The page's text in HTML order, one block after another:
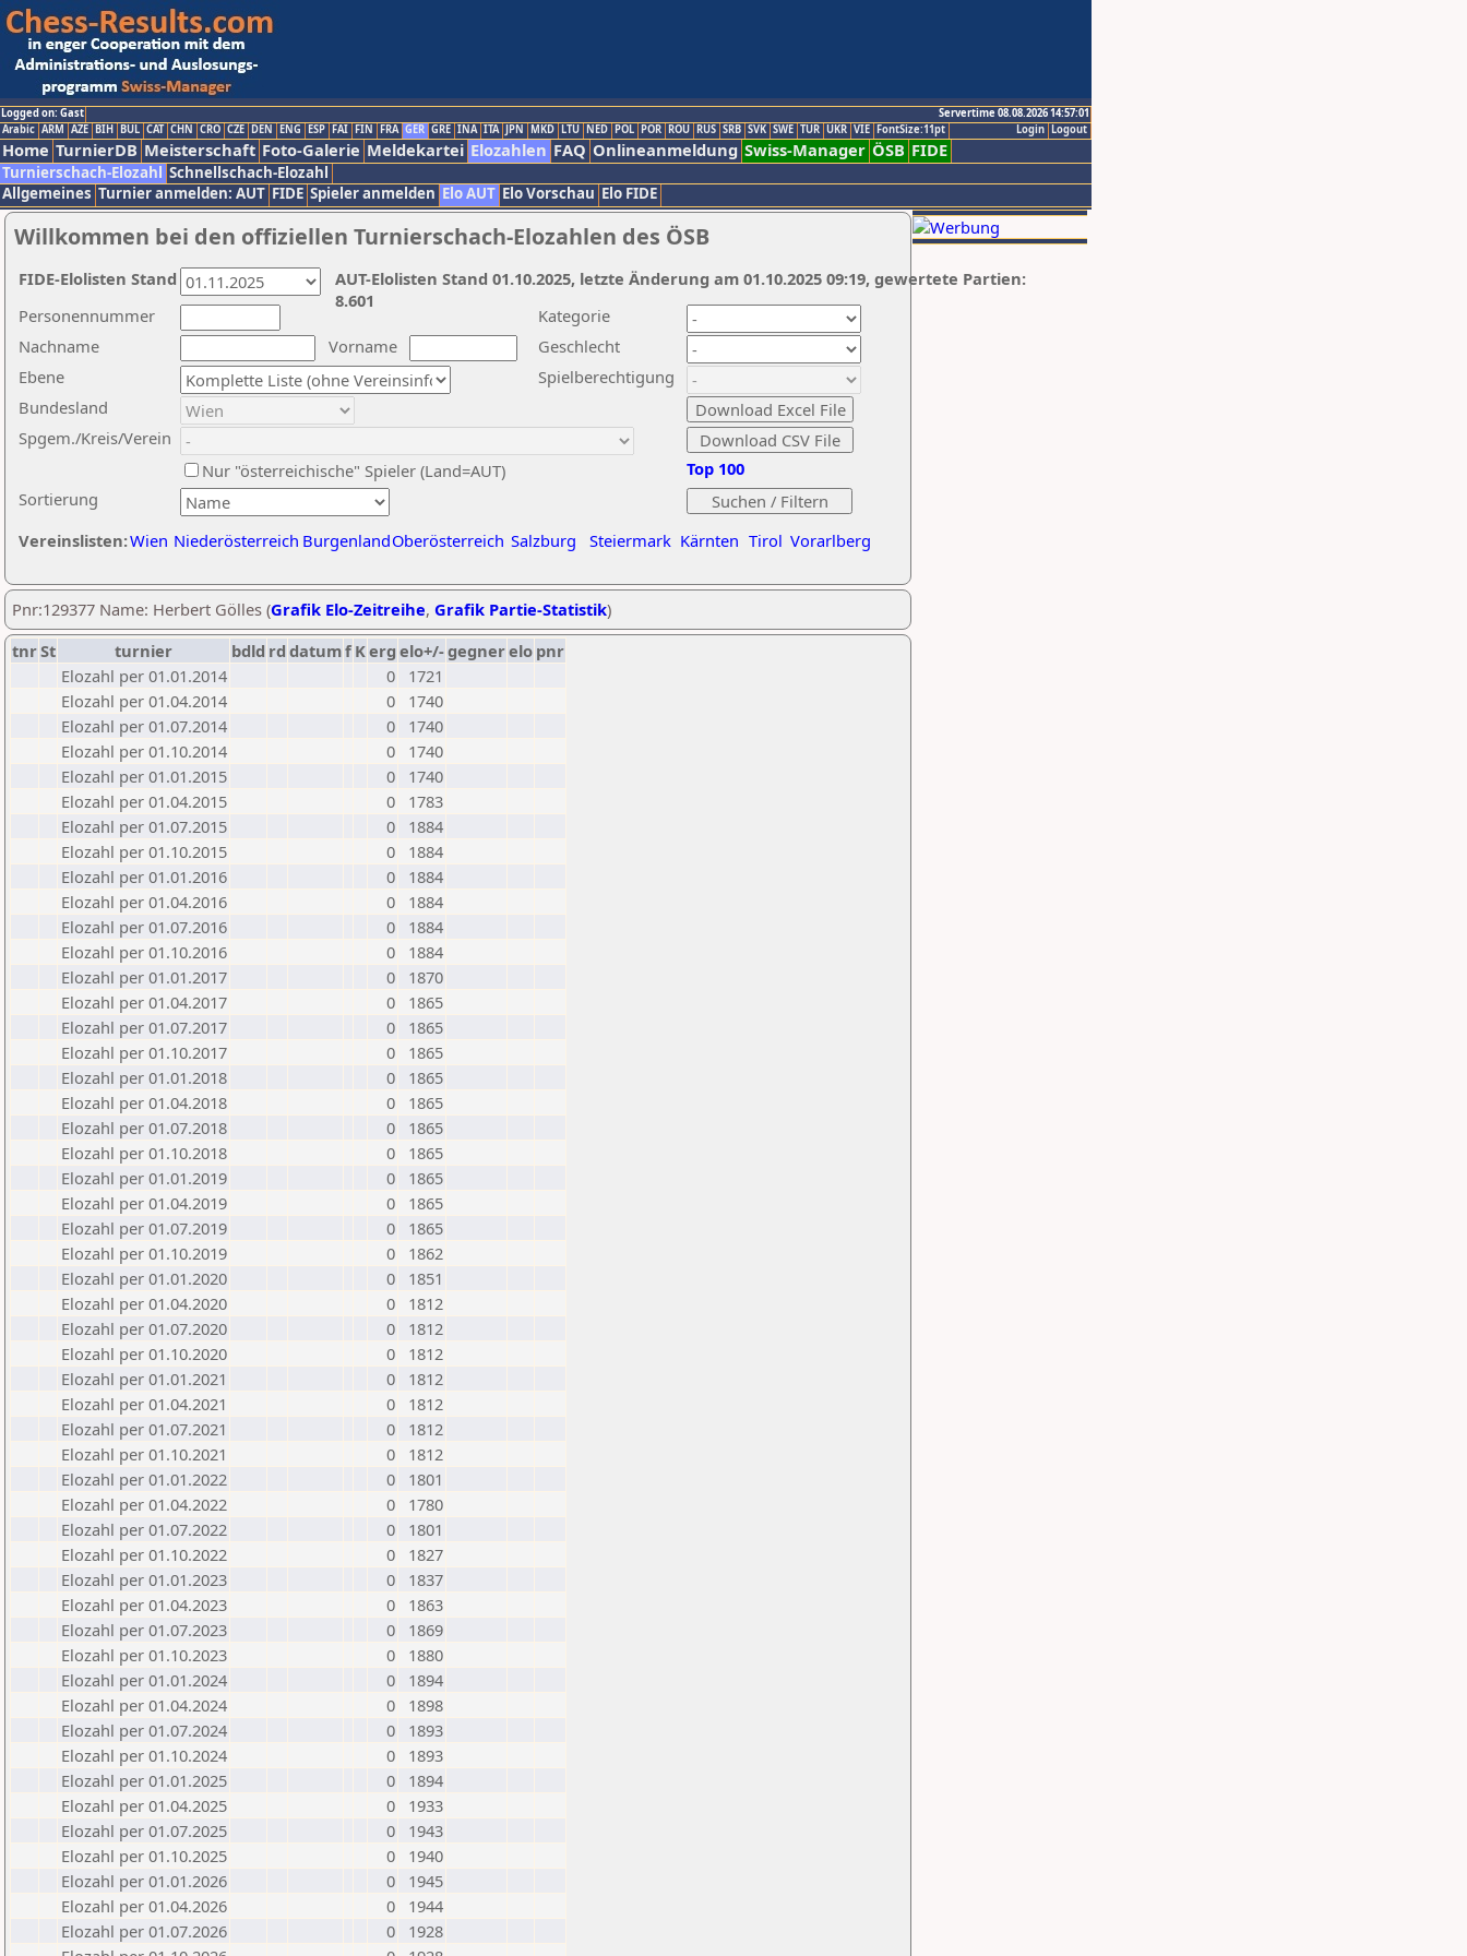
Logged on: Gast
Servertime 08.08.2026 14:57:01
Logout
Login
Arabic ARM AZE BIH BUL CAT CHN CRO CZE DEN ENG ESP FAI FIN FRA GER GRE INA ITA JPN MKD LTU NED POL POR ROU RUS SRB SVK SWE TUR UKR VIE FontSize:11pt
Home TurnierDB Meisterschaft Foto-Galerie Meldekartei Elozahlen FAQ Onlineanmeldung Swiss-Manager ÖSB FIDE
Turnierschach-Elozahl Schnellschach-Elozahl
Allgemeines Turnier anmelden: AUT FIDE Spieler anmelden Elo AUT Elo Vorschau Elo FIDE
Willkommen bei den offiziellen Turnierschach-Elozahlen des ÖSB
Nachname
Vorname
Ebene
Kategorie
Sortierung
Personennummer
Bundesland
Spgem./Kreis/Verein
Geschlecht
Nur "österreichische" Spieler (Land=AUT)
Spielberechtigung
Vereinslisten:Wien Niederösterreich BurgenlandOberösterreich Salzburg Steiermark Kärnten Tirol Vorarlberg
Top 100
AUT-Elolisten Stand 01.10.2025, letzte Änderung am 01.10.2025 09:19, gewertete Partien:
8.601
FIDE-Elolisten Stand
Pnr:129377 Name: Herbert Gölles (Grafik Elo-Zeitreihe, Grafik Partie-Statistik)
tnrSt turnier bdld rd datumf Kerg elo+/-gegnerelo pnr
Elozahl per 01.01.2014
0
1721
Elozahl per 01.04.2014
0
1740
Elozahl per 01.07.2014
0
1740
Elozahl per 01.10.2014
0
1740
Elozahl per 01.01.2015
0
1740
Elozahl per 01.04.2015
0
1783
Elozahl per 01.07.2015
0
1884
Elozahl per 01.10.2015
0
1884
Elozahl per 01.01.2016
0
1884
Elozahl per 01.04.2016
0
1884
Elozahl per 01.07.2016
0
1884
Elozahl per 01.10.2016
0
1884
Elozahl per 01.01.2017
0
1870
Elozahl per 01.04.2017
0
1865
Elozahl per 01.07.2017
0
1865
Elozahl per 01.10.2017
0
1865
Elozahl per 01.01.2018
0
1865
Elozahl per 01.04.2018
0
1865
Elozahl per 01.07.2018
0
1865
Elozahl per 01.10.2018
0
1865
Elozahl per 01.01.2019
0
1865
Elozahl per 01.04.2019
0
1865
Elozahl per 01.07.2019
0
1865
Elozahl per 01.10.2019
0
1862
Elozahl per 01.01.2020
0
1851
Elozahl per 01.04.2020
0
1812
Elozahl per 01.07.2020
0
1812
Elozahl per 01.10.2020
0
1812
Elozahl per 01.01.2021
0
1812
Elozahl per 01.04.2021
0
1812
Elozahl per 01.07.2021
0
1812
Elozahl per 01.10.2021
0
1812
Elozahl per 01.01.2022
0
1801
Elozahl per 01.04.2022
0
1780
Elozahl per 01.07.2022
0
1801
Elozahl per 01.10.2022
0
1827
Elozahl per 01.01.2023
0
1837
Elozahl per 01.04.2023
0
1863
Elozahl per 01.07.2023
0
1869
Elozahl per 01.10.2023
0
1880
Elozahl per 01.01.2024
0
1894
Elozahl per 01.04.2024
0
1898
Elozahl per 01.07.2024
0
1893
Elozahl per 01.10.2024
0
1893
Elozahl per 01.01.2025
0
1894
Elozahl per 01.04.2025
0
1933
Elozahl per 01.07.2025
0
1943
Elozahl per 01.10.2025
0
1940
Elozahl per 01.01.2026
0
1945
Elozahl per 01.04.2026
0
1944
Elozahl per 01.07.2026
0
1928